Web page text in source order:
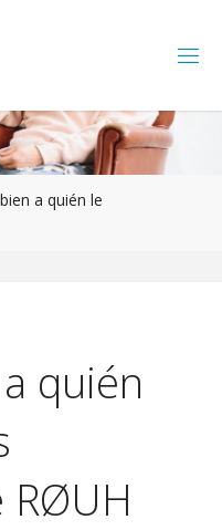
a quién le
quién
RØUH